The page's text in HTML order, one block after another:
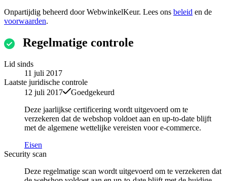
Onpartijdig beheerd doorWebwinkelKeur. Lees ons beleid en de
voorwaarden.
Regelmatige controle
Lid sinds
11 juli 2017
Laatste juridische controle
12 juli 2017
Goedgekeurd
Deze jaarlijkse certificering wordt uitgevoerd om te
verzekeren dat de webshop voldoet aan en up-to-date blijft
met de algemene wettelijke vereisten voor e-commerce.
Eisen
Security scan
Deze regelmatige scan wordt uitgevoerd om te verzekeren dat